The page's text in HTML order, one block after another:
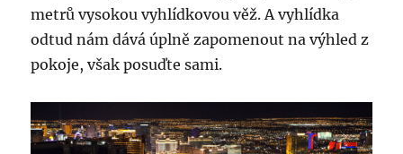
metrů vysokou vyhlídkovou věž. A vyhlídka
odtud nám dává úplně zapomenout na výhled z
pokoje, však posuďte sami.